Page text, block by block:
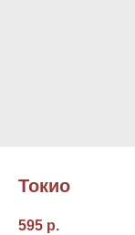
Токио
595 р.